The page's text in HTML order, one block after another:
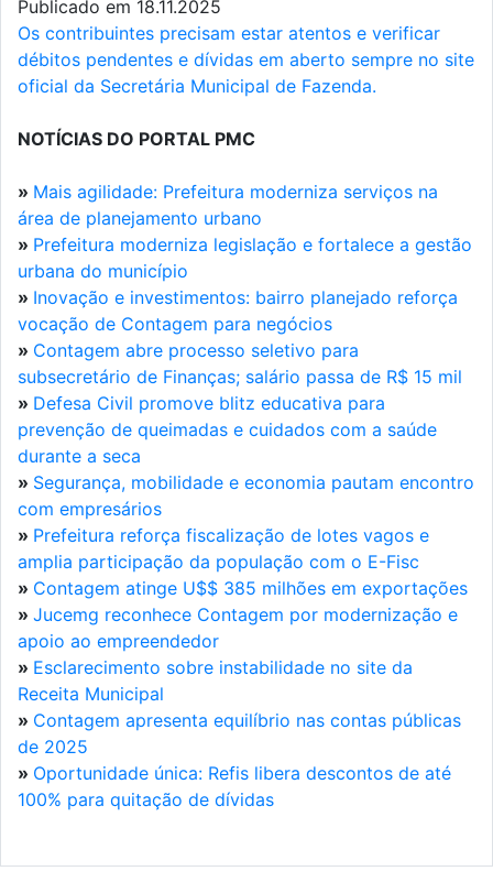
Publicado em 18.11.2025
Os contribuintes precisam estar atentos e verificar
débitos pendentes e dívidas em aberto sempre no site
oficial da Secretária Municipal de Fazenda.
NOTÍCIAS DO PORTAL PMC
» Mais agilidade: Prefeitura moderniza serviços na
área de planejamento urbano
» Prefeitura moderniza legislação e fortalece a gestão
urbana do município
» Inovação e investimentos: bairro planejado reforça
vocação de Contagem para negócios
» Contagem abre processo seletivo para
subsecretário de Finanças; salário passa de R$ 15 mil
» Defesa Civil promove blitz educativa para
prevenção de queimadas e cuidados com a saúde
durante a seca
» Segurança, mobilidade e economia pautam encontro
com empresários
» Prefeitura reforça fiscalização de lotes vagos e
amplia participação da população com o E-Fisc
» Contagem atinge U$$ 385 milhões em exportações
» Jucemg reconhece Contagem por modernização e
apoio ao empreendedor
» Esclarecimento sobre instabilidade no site da
Receita Municipal
» Contagem apresenta equilíbrio nas contas públicas
de 2025
» Oportunidade única: Refis libera descontos de até
100% para quitação de dívidas